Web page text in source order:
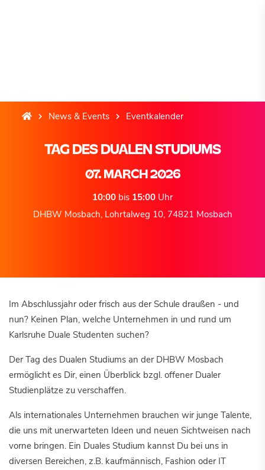
News & Events Eventkalender
TAG DES DUALEN STUDIUMS
07. MARCH 2026
10:00 bis 15:00 Uhr
DHBW Mosbach, Lohrtalweg 10, 74821 Mosbach
Im Abschlussjahr oder frisch aus der Schule draußen - und
nun? Keinen Plan, welche Unternehmen in und rund um
Karlsruhe Duale Studenten suchen?
Der Tag des Dualen Studiums an der DHBW Mosbach
ermöglicht es Dir, einen Überblick bzgl. offener Dualer
Studienplätze zu verschaffen.
Als internationales Unternehmen brauchen wir junge Talente,
die uns mit unerwarteten Ideen und neuen Sichtweisen nach
vorne bringen. Ein Duales Studium kannst Du bei uns in
diversen Bereichen, z.B. kaufmännisch, Fashion oder IT